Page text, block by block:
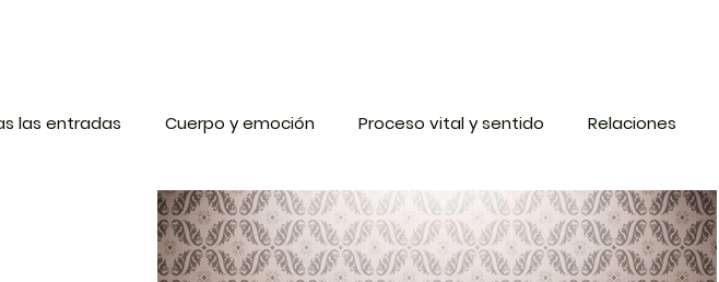
las entradas Cuerpo y emoción Proceso vital y sentido Relaciones